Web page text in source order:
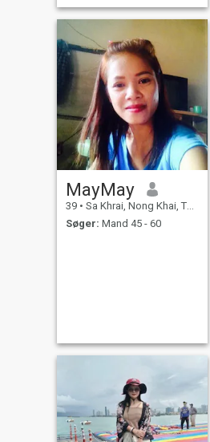
MayMay
39 • Sa Khrai, Nong Khai, Thailand
Søger: Mand 45 - 60